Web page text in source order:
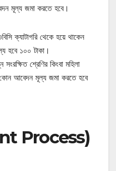
মূল্য জমা করতে হবে।
ক্যাটাগরি থেকে হয়ে থাকেন
হবে ১০০ টাকা।
শ্রেণির কিংবা মহিলা
কোন আবেদন মূল্য জমা করতে হবে
Process)